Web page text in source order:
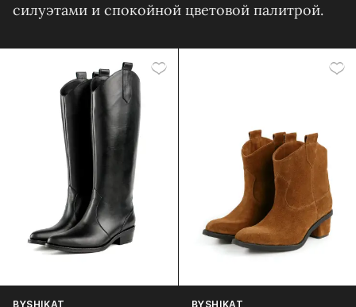
силуэтами и спокойной цветовой палитрой.
BYSHIKAT BYSHIKAT